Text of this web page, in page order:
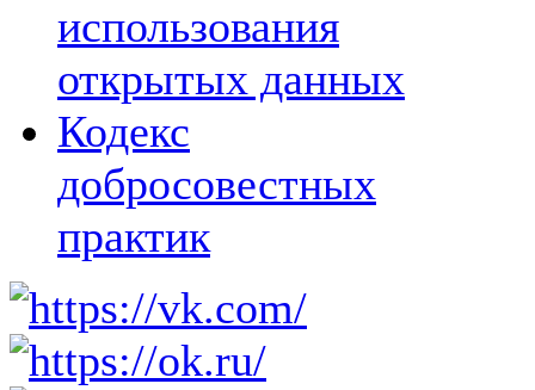
использования
открытых данных
Кодекс
добросовестных
практик